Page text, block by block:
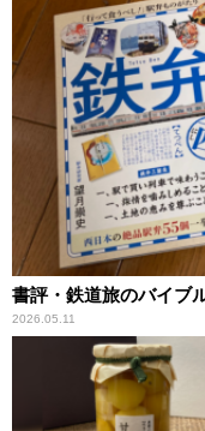
書評・鉄道旅のバイブ
2026.05.11